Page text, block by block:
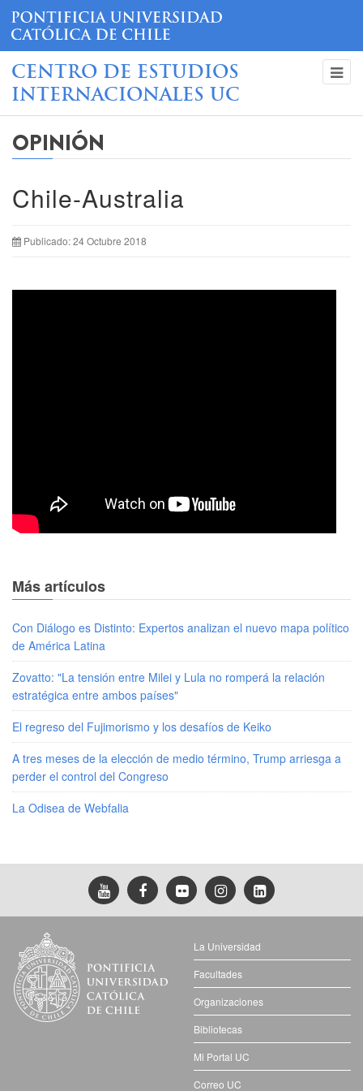
CENTRO DE ESTUDIOS
INTERNACIONALES UC
OPINIÓN
Chile-Australia
Publicado: 24 Octubre 2018
Más artículos
Con Diálogo es Distinto: Expertos analizan el nuevo mapa político
de América Latina
Zovatto: "La tensión entre Milei y Lula no romperá la relación
estratégica entre ambos países"
El regreso del Fujimorismo y los desafíos de Keiko
A tres meses de la elección de medio término, Trump arriesga a
perder el control del Congreso
La Odisea de Webfalia
La Universidad
Facultades
Organizaciones
Bibliotecas
Mi Portal UC
Correo UC